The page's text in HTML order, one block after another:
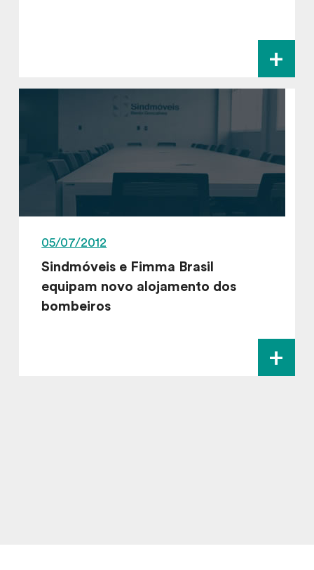
+
05/07/2012
Sindmóveis e Fimma Brasil
equipam novo alojamento dos
bombeiros
+